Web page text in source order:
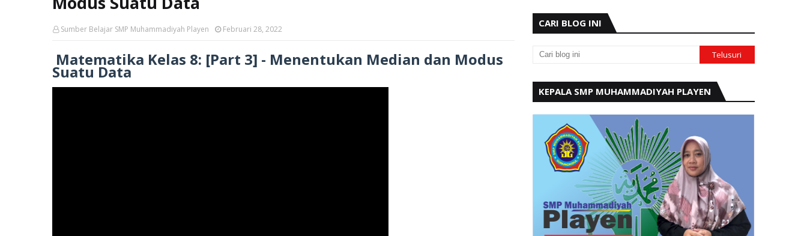
Sumber Belajar SMP Muhammadiyah Playen Februari 28, 2022
Matematika Kelas 8: [Part 3] - Menentukan Median dan Modus
Suatu Data
CARI BLOG INI
KEPALA SMP MUHAMMADIYAH PLAYEN